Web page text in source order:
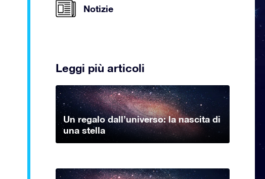
Notizie
Leggi più articoli
Un regalo dall’universo: la nascita di
una stella